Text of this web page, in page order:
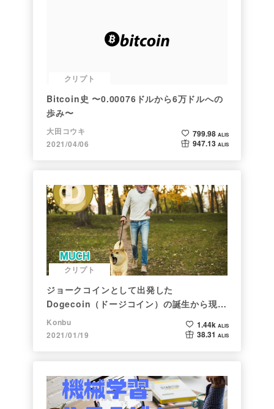
クリプト
Bitcoin史 〜0.00076ドルから6万ドルへの
歩み〜
大田コウキ
2021/04/06
799.98 ALIS
947.13 ALIS
クリプト
ジョークコインとして出発した
Dogecoin（ドージコイン）の誕生から現在
まで。注目される非証券性🐶
Konbu
2021/01/19
1.44k ALIS
38.31 ALIS